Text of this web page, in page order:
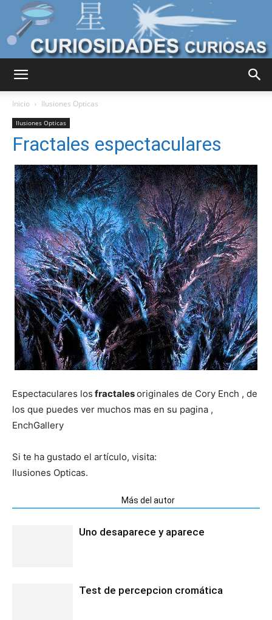
Curiosas
del
Mundo
Inicio Ilusiones Opticas
Ilusiones Opticas
Fractales espectaculares
Espectaculares los fractalesoriginales de Cory Ench , de
los que puedes ver muchos mas en su pagina ,
EnchGallery
Si te ha gustado el artículo, visita:
Ilusiones Opticas.
Más del autor
Uno desaparece y aparece
Test de percepcion cromática